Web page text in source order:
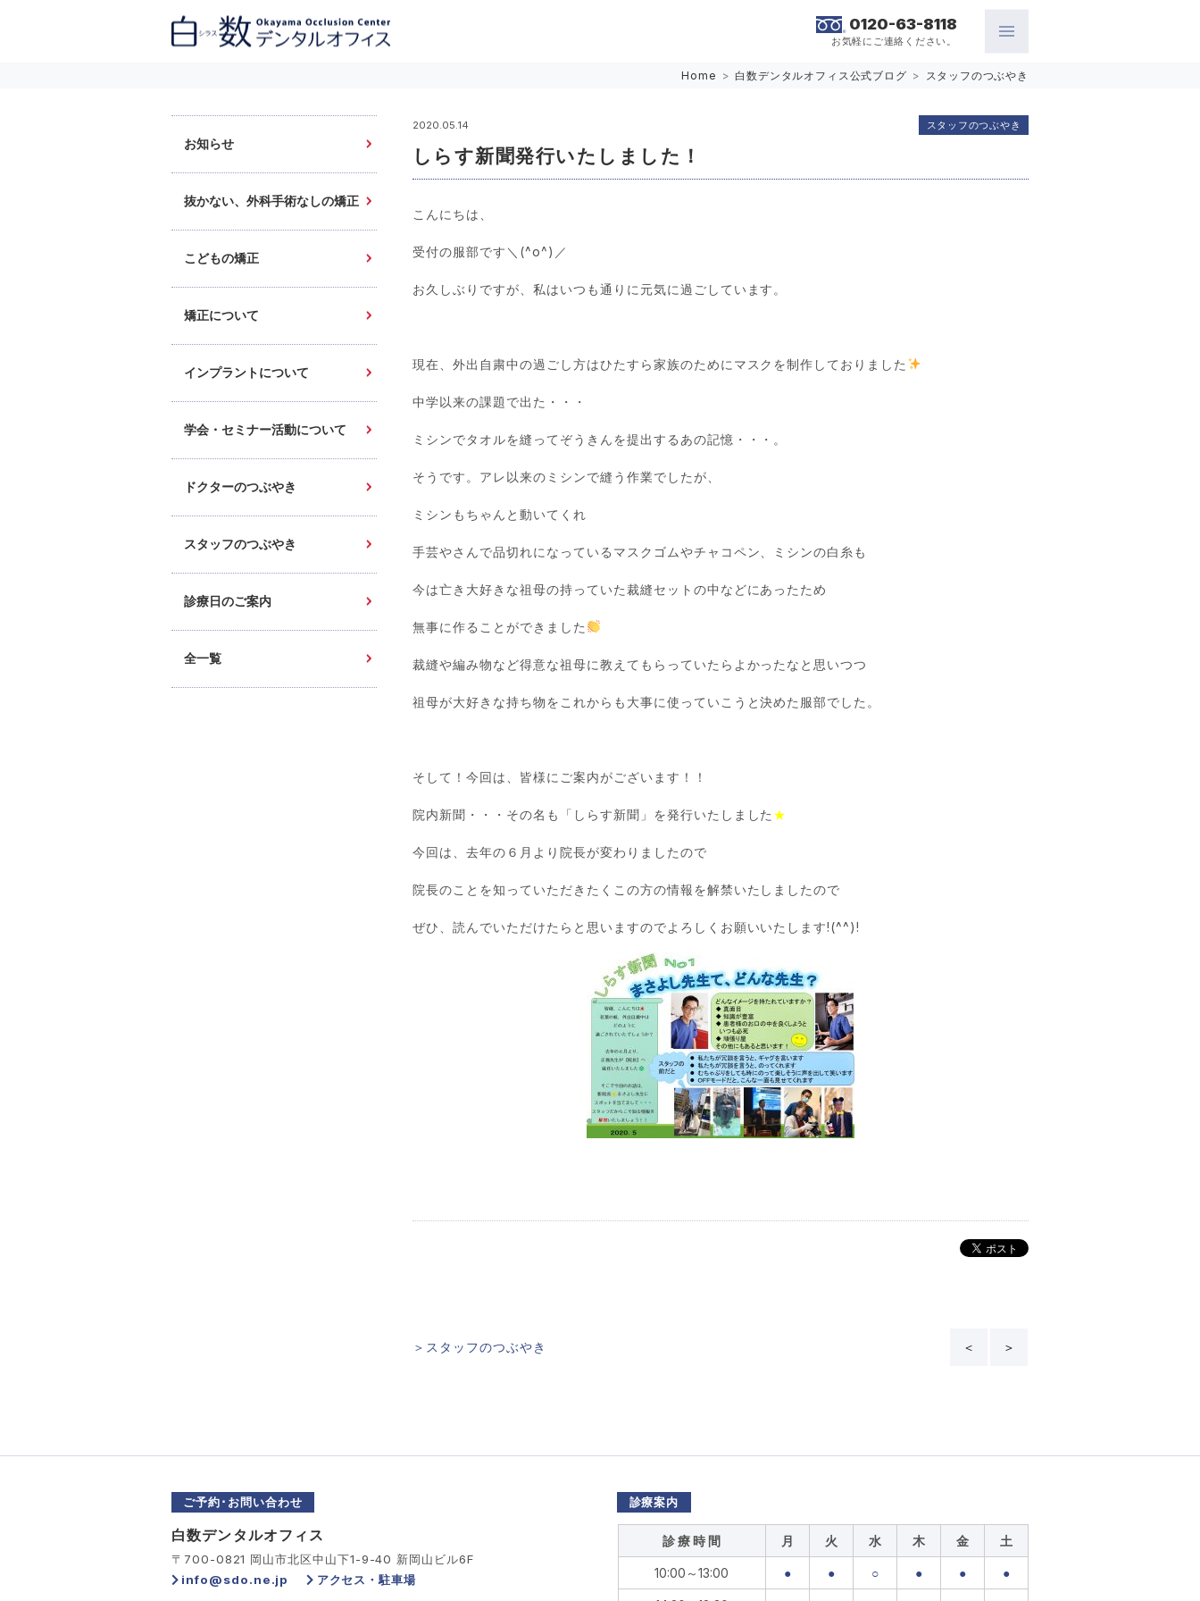
0120-63-8118
お気軽にご連絡ください。
Home > 白数デンタルオフィス公式ブログ > スタッフのつぶやき
2020.05.14
しらす新聞発行いたしました！
スタッフのつぶやき
こんにちは、
受付の服部です＼(^o^)／
お久しぶりですが、私はいつも通りに元気に過ごしています。
現在、外出自粛中の過ごし方はひたすら家族のためにマスクを制作しておりました
中学以来の課題で出た・・・
ミシンでタオルを縫ってぞうきんを提出するあの記憶・・・。
そうです。アレ以来のミシンで縫う作業でしたが、
ミシンもちゃんと動いてくれ
手芸やさんで品切れになっているマスクゴムやチャコペン、ミシンの白糸も
今は亡き大好きな祖母の持っていた裁縫セットの中などにあったため
無事に作ることができました
裁縫や編み物など得意な祖母に教えてもらっていたらよかったなと思いつつ
祖母が大好きな持ち物をこれからも大事に使っていこうと決めた服部でした。
そして！今回は、皆様にご案内がございます！！
院内新聞・・・その名も「しらす新聞」を発行いたしました ★
今回は、去年の６月より院長が変わりましたので
院長のことを知っていただきたくこの方の情報を解禁いたしましたので
ぜひ、読んでいただけたらと思いますのでよろしくお願いいたします!(^^)!
＞スタッフのつぶやき ＜ ＞
お知らせ
抜かない、外科手術なしの矯正
こどもの矯正
矯正について
インプラントについて
学会・セミナー活動について
ドクターのつぶやき
スタッフのつぶやき
診療日のご案内
全一覧
ご予約･お問い合わせ
白数デンタルオフィス
〒700-0821 岡山市北区中山下1-9-40 新岡山ビル6F
info@sdo.ne.jp
アクセス・駐車場
診療案内
診 療 時 間 月 火 水 木 金 土
10:00～13:00 ● ● ○ ● ● ●